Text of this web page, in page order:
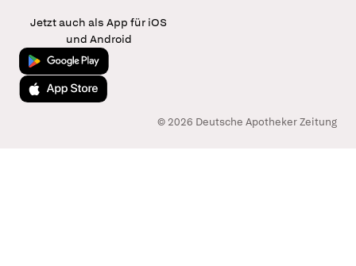
Jetzt auch als App für iOS
und Android
Jetzt bei Google Play
Laden im App Store
© 2026 Deutsche Apotheker Zeitung